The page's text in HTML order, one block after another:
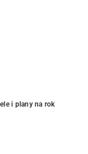
i plany na rok